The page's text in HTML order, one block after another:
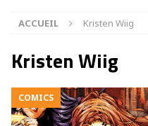
ACCUEIL Kristen Wiig
Kristen Wiig
COMICS